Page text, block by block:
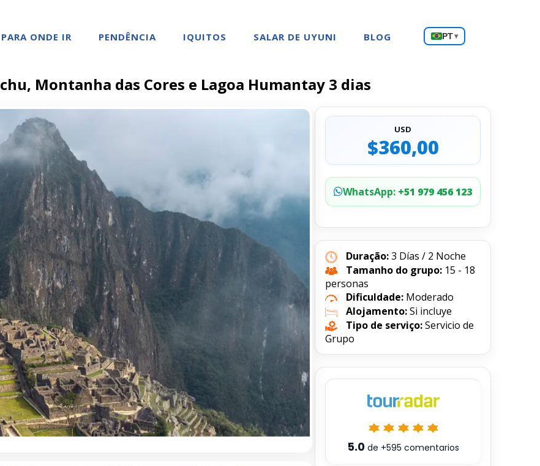
PARA ONDE IR PENDÊNCIA IQUITOS SALAR DE UYUNI BLOG
Escolha
um
PT▾
Montanha das Cores e Lagoa Humantay 3 dias
USD
$360,00
WhatsApp: +51 979 456 123
Duração:3 Días / 2 Noche
Tamanho do grupo: 15 - 18
personas
Dificuldade: Moderado
Alojamento:Si incluye
Tipo de serviço:Servicio de
Grupo
5.0 de +595 comentarios